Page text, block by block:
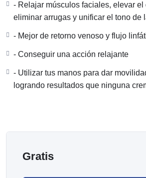
el automasaje en tu rutina diaria y
dimensión de bienestar y belleza para
– Identificar los factores que
envejecimiento facial.
mandíbula.
- Relajar músculos faciales, elevar el
eliminar arrugas y unificar el tono de
- ⁠Mejor de retorno venoso y flujo
- ⁠Conseguir una acción relajante
- Utilizar tus manos para dar
logrando resultados que ninguna
Gratis